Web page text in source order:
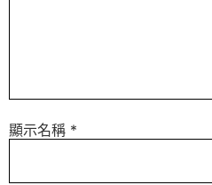
顯示名稱 *